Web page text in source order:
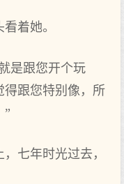
着她。
是跟您开个玩
得跟您特别像，所
”
七年时光过去，